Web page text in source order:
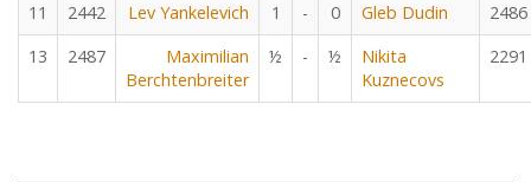
11 2442 Lev Yankelevich 1 - 0 Gleb Dudin
2486
13
2487
Maximilian
Berchtenbreiter
½ - ½
Nikita
Kuznecovs
2291